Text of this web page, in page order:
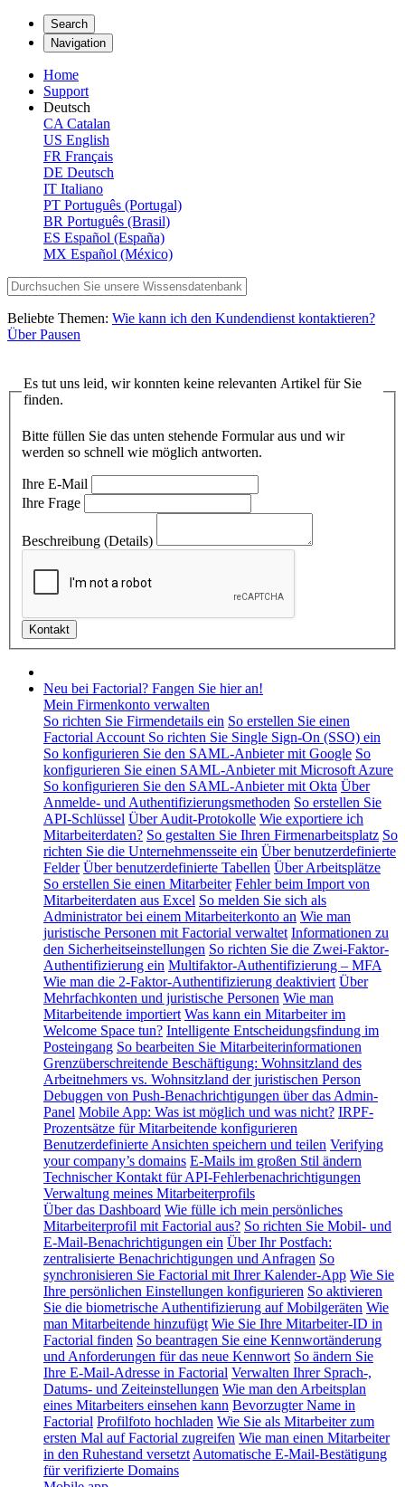
Search
Navigation
Home
Support
Deutsch
CA Catalan
US English
FR Français
DE Deutsch
IT Italiano
PT Português (Portugal)
BR Português (Brasil)
ES Español (España)
MX Español (México)
Beliebte Themen: Wie kann ich den Kundendienst kontaktieren?
Über Pausen
Es tut uns leid, wir konnten keine relevanten Artikel für Sie
finden.
Bitte füllen Sie das unten stehende Formular aus und wir
werden so schnell wie möglich antworten.
Ihre E-Mail
Ihre Frage
Beschreibung (Details)
Neu bei Factorial? Fangen Sie hier an!
Mein Firmenkonto verwalten
So richten Sie Firmendetails ein So erstellen Sie einen
Factorial Account So richten Sie Single Sign-On (SSO) ein
So konfigurieren Sie den SAML-Anbieter mit Google So
konfigurieren Sie einen SAML-Anbieter mit Microsoft Azure
So konfigurieren Sie den SAML-Anbieter mit Okta Über
Anmelde- und Authentifizierungsmethoden So erstellen Sie
API-Schlüssel Über Audit-Protokolle Wie exportiere ich
Mitarbeiterdaten? So gestalten Sie Ihren Firmenarbeitsplatz So
richten Sie die Unternehmensseite ein Über benutzerdefinierte
Felder Über benutzerdefinierte Tabellen Über Arbeitsplätze
So erstellen Sie einen Mitarbeiter Fehler beim Import von
Mitarbeiterdaten aus Excel So melden Sie sich als
Administrator bei einem Mitarbeiterkonto an Wie man
juristische Personen mit Factorial verwaltet Informationen zu
den Sicherheitseinstellungen So richten Sie die Zwei-Faktor-
Authentifizierung ein Multifaktor-Authentifizierung – MFA
Wie man die 2-Faktor-Authentifizierung deaktiviert Über
Mehrfachkonten und juristische Personen Wie man
Mitarbeitende importiert Was kann ein Mitarbeiter im
Welcome Space tun? Intelligente Entscheidungsfindung im
Posteingang So bearbeiten Sie Mitarbeiterinformationen
Grenzüberschreitende Beschäftigung: Wohnsitzland des
Arbeitnehmers vs. Wohnsitzland der juristischen Person
Debuggen von Push-Benachrichtigungen über das Admin-
Panel Mobile App: Was ist möglich und was nicht? IRPF-
Prozentsätze für Mitarbeitende konfigurieren
Benutzerdefinierte Ansichten speichern und teilen Verifying
your company’s domains E-Mails im großen Stil ändern
Technischer Kontakt für API-Fehlerbenachrichtigungen
Verwaltung meines Mitarbeiterprofils
Über das Dashboard Wie fülle ich mein persönliches
Mitarbeiterprofil mit Factorial aus? So richten Sie Mobil- und
E-Mail-Benachrichtigungen ein Über Ihr Postfach:
zentralisierte Benachrichtigungen und Anfragen So
synchronisieren Sie Factorial mit Ihrer Kalender-App Wie Sie
Ihre persönlichen Einstellungen konfigurieren So aktivieren
Sie die biometrische Authentifizierung auf Mobilgeräten Wie
man Mitarbeitende hinzufügt Wie Sie Ihre Mitarbeiter-ID in
Factorial finden So beantragen Sie eine Kennwortänderung
und Anforderungen für das neue Kennwort So ändern Sie
Ihre E-Mail-Adresse in Factorial Verwalten Ihrer Sprach-,
Datums- und Zeiteinstellungen Wie man den Arbeitsplan
eines Mitarbeiters einsehen kann Bevorzugter Name in
Factorial Profilfoto hochladen Wie Sie als Mitarbeiter zum
ersten Mal auf Factorial zugreifen Wie man einen Mitarbeiter
in den Ruhestand versetzt Automatische E-Mail-Bestätigung
für verifizierte Domains